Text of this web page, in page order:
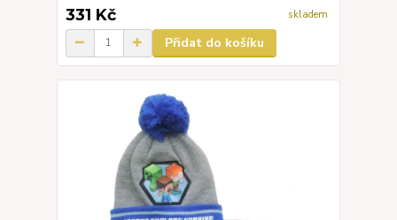
331 Kč skladem
Přidat do košíku